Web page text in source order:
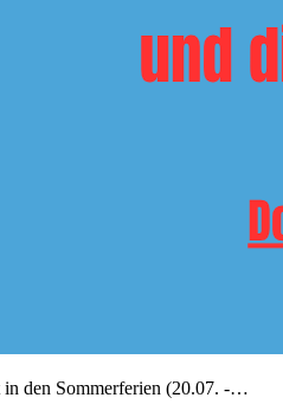
in den Sommerferien (20.07. -…